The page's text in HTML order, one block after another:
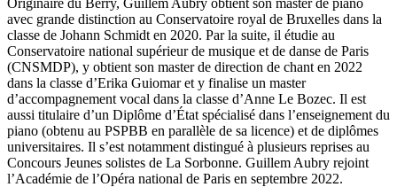
avec grande distinction au Conservatoire royal de Bruxelles dans la
classe de Johann Schmidt en 2020. Par la suite, il étudie au
Conservatoire national supérieur de musique et de danse de Paris
(CNSMDP), y obtient son master de direction de chant en 2022
dans la classe d’Erika Guiomar et y finalise un master
d’accompagnement vocal dans la classe d’Anne Le Bozec. Il est
aussi titulaire d’un Diplôme d’État spécialisé dans l’enseignement du
piano (obtenu au PSPBB en parallèle de sa licence) et de diplômes
universitaires. Il s’est notamment distingué à plusieurs reprises au
Concours Jeunes solistes de La Sorbonne. Guillem Aubry rejoint
l’Académie de l’Opéra national de Paris en septembre 2022.